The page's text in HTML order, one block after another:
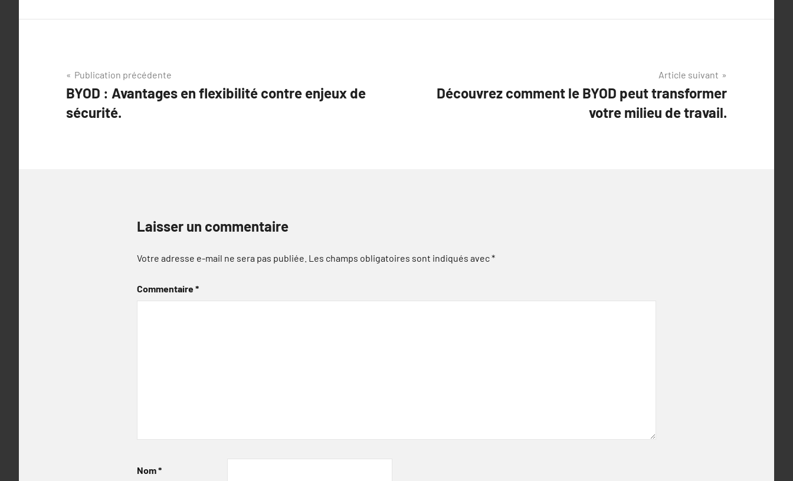
Navigation
de
l’article
Publication précédente
BYOD : Avantages en flexibilité contre enjeux de
sécurité.
Article suivant
Découvrez comment le BYOD peut transformer
votre milieu de travail.
Laisser un commentaire
Votre adresse e-mail ne sera pas publiée. Les champs obligatoires sont indiqués avec*
Commentaire*
Nom*